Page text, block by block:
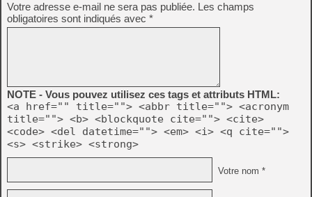
Votre adresse e-mail ne sera pas publiée. Les champs
obligatoires sont indiqués avec *
NOTE - Vous pouvez utilisez ces tags et attributs HTML:
<a href="" title=""> <abbr title=""> <acronym
title=""> <b> <blockquote cite=""> <cite>
<code> <del datetime=""> <em> <i> <q cite="">
<s> <strike> <strong>
Votre nom *